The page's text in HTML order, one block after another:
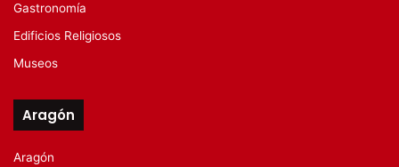
Gastronomía
Edificios Religiosos
Museos
Aragón
Aragón